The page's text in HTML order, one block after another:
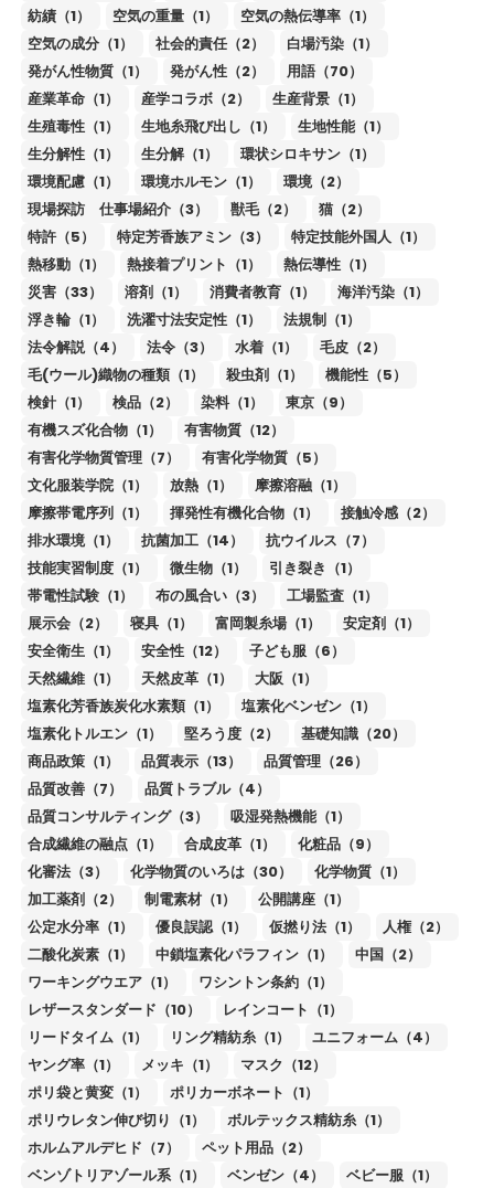
紡績（1）
空気の重量（1）
空気の熱伝導率（1）
空気の成分（1）
社会的責任（2）
白場汚染（1）
発がん性物質（1）
発がん性（2）
用語（70）
産業革命（1）
産学コラボ（2）
生産背景（1）
生殖毒性（1）
生地糸飛び出し（1）
生地性能（1）
生分解性（1）
生分解（1）
環状シロキサン（1）
環境配慮（1）
環境ホルモン（1）
環境（2）
現場探訪 仕事場紹介（3）
獣毛（2）
猫（2）
特許（5）
特定芳香族アミン（3）
特定技能外国人（1）
熱移動（1）
熱接着プリント（1）
熱伝導性（1）
災害（33）
溶剤（1） 消費者教育（1）
海洋汚染（1）
浮き輪（1）
洗濯寸法安定性（1）
法規制（1）
法令解説（4）
法令（3） 水着（1）
毛皮（2）
毛(ウール)織物の種類（1）
殺虫剤（1）
機能性（5）
検針（1）
検品（2） 染料（1）
東京（9）
有機スズ化合物（1）
有害物質（12）
有害化学物質管理（7）
有害化学物質（5）
文化服装学院（1）
放熱（1）
摩擦溶融（1）
摩擦帯電序列（1）
揮発性有機化合物（1）
接触冷感（2）
排水環境（1）
抗菌加工（14）
抗ウイルス（7）
技能実習制度（1）
微生物（1）
引き裂き（1）
帯電性試験（1）
布の風合い（3）
工場監査（1）
展示会（2）
寝具（1） 富岡製糸場（1）
安定剤（1）
安全衛生（1）
安全性（12）
子ども服（6）
天然繊維（1）
天然皮革（1）
大阪（1）
塩素化芳香族炭化水素類（1）
塩素化ベンゼン（1）
塩素化トルエン（1）
堅ろう度（2）
基礎知識（20）
商品政策（1）
品質表示（13）
品質管理（26）
品質改善（7）
品質トラブル（4）
品質コンサルティング（3）
吸湿発熱機能（1）
合成繊維の融点（1）
合成皮革（1）
化粧品（9）
化審法（3）
化学物質のいろは（30）
化学物質（1）
加工薬剤（2）
制電素材（1）
公開講座（1）
公定水分率（1）
優良誤認（1） 仮撚り法（1）
人権（2）
二酸化炭素（1）
中鎖塩素化パラフィン（1）
中国（2）
ワーキングウエア（1）
ワシントン条約（1）
レザースタンダード（10）
レインコート（1）
リードタイム（1）
リング精紡糸（1）
ユニフォーム（4）
ヤング率（1）
メッキ（1）
マスク（12）
ポリ袋と黄変（1）
ポリカーボネート（1）
ポリウレタン伸び切り（1）
ボルテックス精紡糸（1）
ホルムアルデヒド（7）
ペット用品（2）
ベンゾトリアゾール系（1）
ベンゼン（4） ベビー服（1）